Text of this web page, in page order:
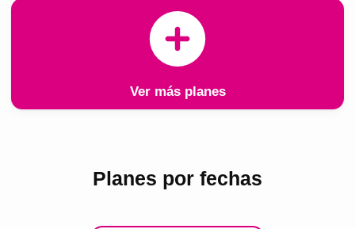
Ver más planes
Planes por fechas